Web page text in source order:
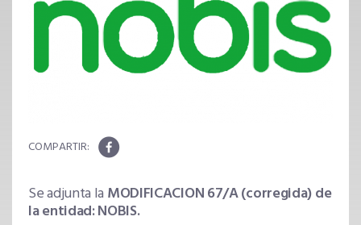
Se adjunta la MODIFICACION 67/A (corregida) de
la entidad: NOBIS.